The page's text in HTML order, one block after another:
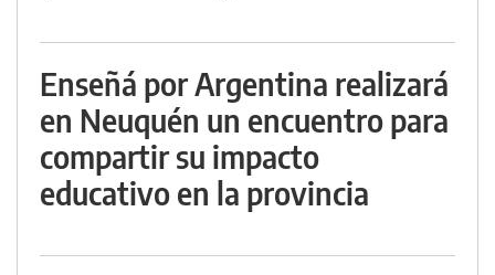
Enseñá por Argentina realizará
en Neuquén un encuentro para
compartir su impacto
educativo en la provincia